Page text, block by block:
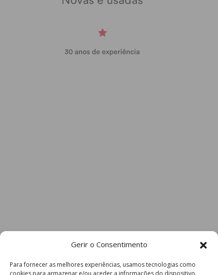
Gerir o Consentimento
Para fornecer as melhores experiências, usamos tecnologias como
cookies para armazenar e/ou aceder a informações do dispositivo.